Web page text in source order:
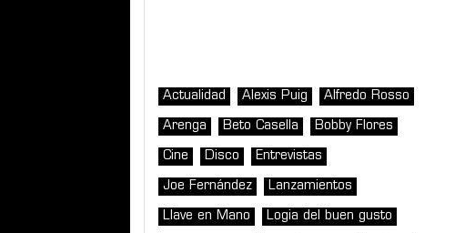
Actualidad Alexis Puig Alfredo Rosso
Arenga Beto Casella Bobby Flores
Cine Disco Entrevistas
Joe Fernández Lanzamientos
Llave en Mano Logia del buen gusto